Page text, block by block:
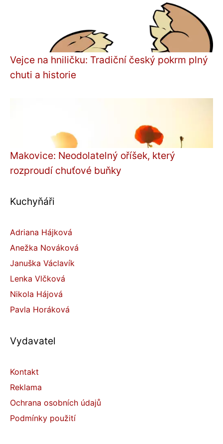
Vejce na hniličku: Tradiční český pokrm plný
chuti a historie
Makovice: Neodolatelný oříšek, který
rozproudí chuťové buňky
Kuchyňáři
Adriana Hájková
Anežka Nováková
Januška Václavík
Lenka Vlčková
Nikola Hájová
Pavla Horáková
Vydavatel
Kontakt
Reklama
Ochrana osobních údajů
Podmínky použití